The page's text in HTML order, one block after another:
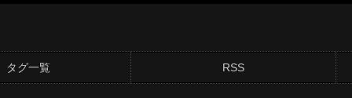
タグ一覧 RSS